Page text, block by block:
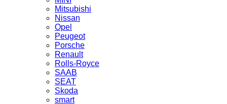
Mitsubishi
Nissan
Opel
Peugeot
Porsche
Renault
Rolls-Royce
SAAB
SEAT
Skoda
smart